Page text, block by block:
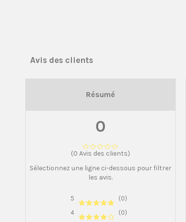
Avis des clients
Résumé
0
(0 Avis des clients)
Sélectionnez une ligne ci-dessous pour filtrer
les avis.
5
(0)
4
(0)